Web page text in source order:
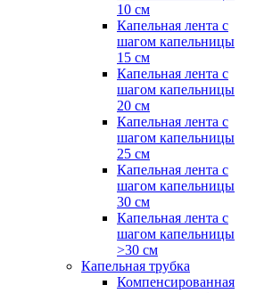
10 см
Капельная лента с
шагом капельницы
15 см
Капельная лента с
шагом капельницы
20 см
Капельная лента с
шагом капельницы
25 см
Капельная лента с
шагом капельницы
30 см
Капельная лента с
шагом капельницы
>30 см
Капельная трубка
Компенсированная